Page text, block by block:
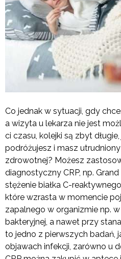
Co jednak w sytuacji, gdy
a wizyta u lekarza nie jest
ci czasu, kolejki są zbyt
podróżujesz i masz
zdrowotnej? Możesz
diagnostyczny CRP, np.
stężenie białka C-
które wzrasta w momencie
zapalnego w organizmie np.
bakteryjnej, a nawet przy
to jedno z pierwszych badań,
objawach infekcji, zarówno u